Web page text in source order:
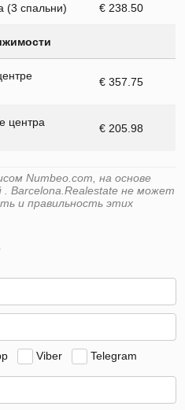
(3 спальни) € 238.50
€ 357.75
центра
€ 205.98
Numbeo.com, на основе
. Barcelona.Realestate не может
и правильность этих
Viber Telegram